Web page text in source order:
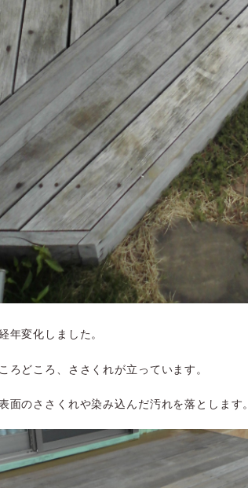
年変化しました。
ろどころ、ささくれが立っています。
面のささくれや染み込んだ汚れを落とします。